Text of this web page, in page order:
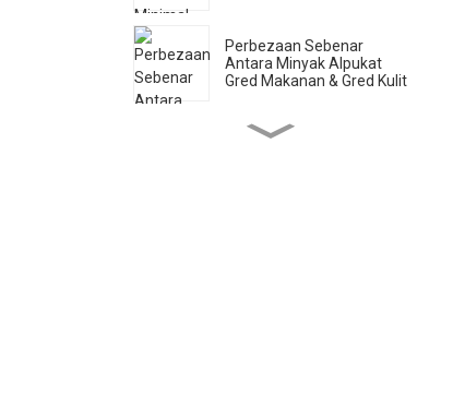
Perbezaan Sebenar
Antara Minyak Alpukat
Gred Makanan & Gred Kulit
Cara Mengenal Pasti Air